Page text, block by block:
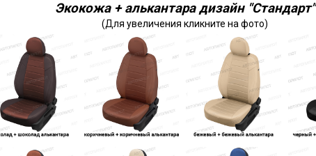
Экокожа + алькантара дизайн "Стандарт"
(Для увеличения кликните на фото)